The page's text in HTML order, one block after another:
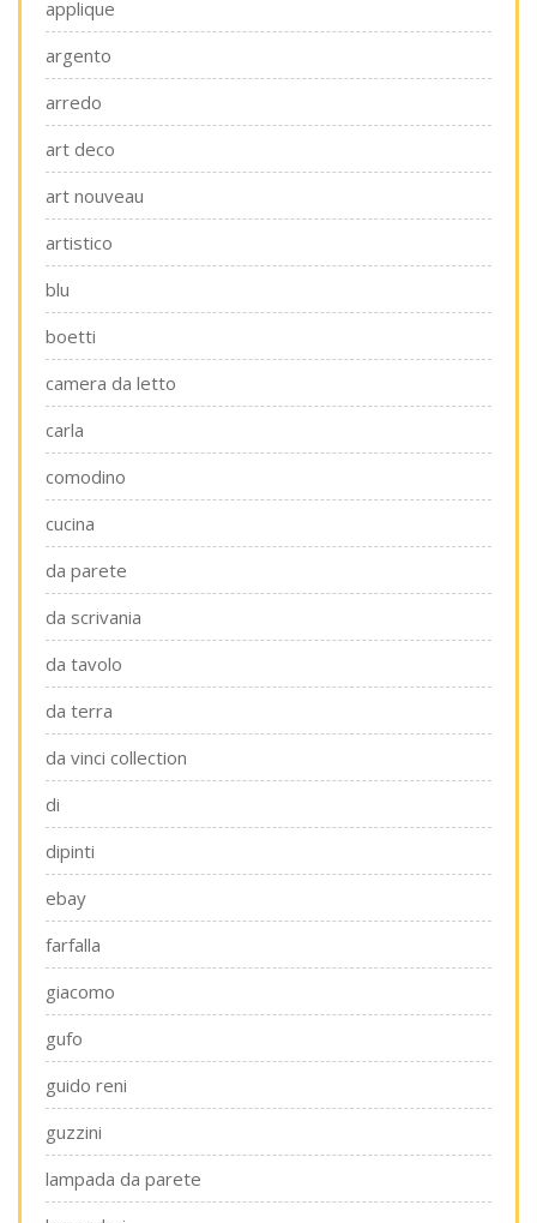
applique
argento
arredo
art deco
art nouveau
artistico
blu
boetti
camera da letto
carla
comodino
cucina
da parete
da scrivania
da tavolo
da terra
da vinci collection
di
dipinti
ebay
farfalla
giacomo
gufo
guido reni
guzzini
lampada da parete